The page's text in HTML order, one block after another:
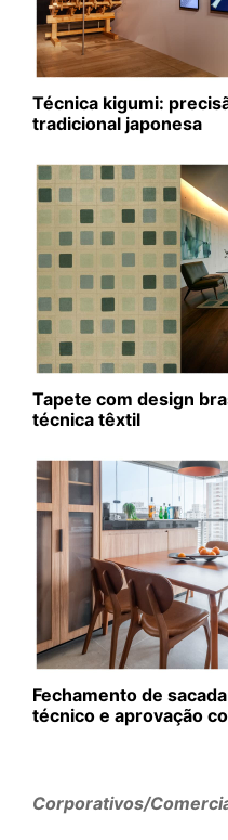
Técnica kigumi:
tradicional japonesa
Tapete com design
técnica têxtil
Fechamento de
técnico e aprovação
Corporativos/